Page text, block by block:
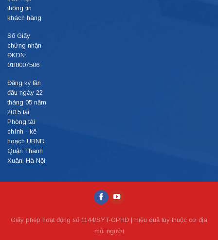
thông tin
khách hàng
Số Giấy
chứng nhận
ĐKDN:
01f8007506
Đăng ký lần
đầu ngày 22
tháng 05 năm
2015 tại
Phòng tài
chính - kế
hoạch UBND
Quận Thanh
Xuân, Hà Nội
Giấy phép hoạt động số 1144/SYT-GPHĐ | Hiệu quả tùy thuộc cơ địa
mỗi người